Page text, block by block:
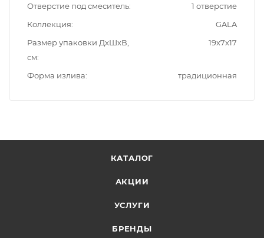
Отверстие под смеситель
1 отверстие
Коллекция
GALA
Размер упаковки ДxШxВ,
см
19x7x17
Форма излива традиционная
КАТАЛОГ
АКЦИИ
УСЛУГИ
БРЕНДЫ